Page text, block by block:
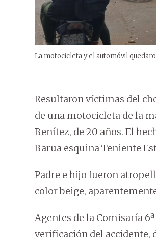
La motocicleta y el automóvil
Resultaron víctimas del
de una motocicleta de la
Benítez, de 20 años. El
Barua esquina Teniente
Padre e hijo fueron
color beige,
Agentes de la Comisaría
verificación del accidente,